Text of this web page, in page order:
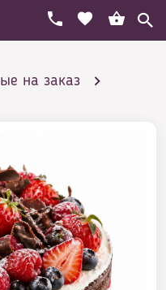
на заказ
Рустик